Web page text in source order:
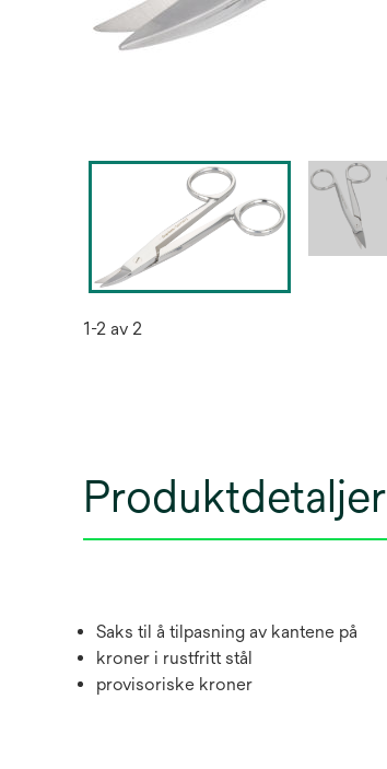
1-2 av 2
Produktdetaljer
Saks til å tilpasning av kantene på
kroner i rustfritt stål
provisoriske kroner